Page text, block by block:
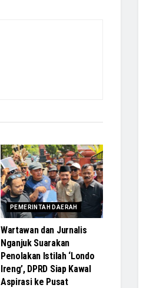
PEMERINTAH DAERAH
Wartawan dan Jurnalis
Nganjuk Suarakan
Penolakan Istilah ‘Londo
Ireng’, DPRD Siap Kawal
Aspirasi ke Pusat